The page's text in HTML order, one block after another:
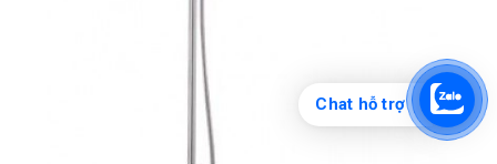
Chat hỗ trợ